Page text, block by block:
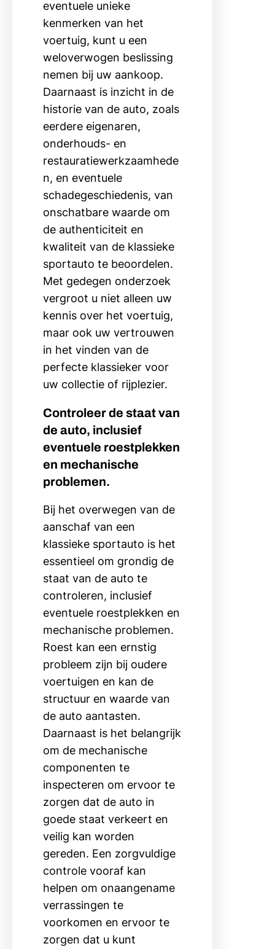
eventuele unieke
kenmerken van het
voertuig, kunt u een
weloverwogen beslissing
nemen bij uw aankoop.
Daarnaast is inzicht in de
historie van de auto, zoals
eerdere eigenaren,
onderhouds- en
restauratiewerkzaamhede
n, en eventuele
schadegeschiedenis, van
onschatbare waarde om
de authenticiteit en
kwaliteit van de klassieke
sportauto te beoordelen.
Met gedegen onderzoek
vergroot u niet alleen uw
kennis over het voertuig,
maar ook uw vertrouwen
in het vinden van de
perfecte klassieker voor
uw collectie of rijplezier.
Controleer de staat van
de auto, inclusief
eventuele roestplekken
en mechanische
problemen.
Bij het overwegen van de
aanschaf van een
klassieke sportauto is het
essentieel om grondig de
staat van de auto te
controleren, inclusief
eventuele roestplekken en
mechanische problemen.
Roest kan een ernstig
probleem zijn bij oudere
voertuigen en kan de
structuur en waarde van
de auto aantasten.
Daarnaast is het belangrijk
om de mechanische
componenten te
inspecteren om ervoor te
zorgen dat de auto in
goede staat verkeert en
veilig kan worden
gereden. Een zorgvuldige
controle vooraf kan
helpen om onaangename
verrassingen te
voorkomen en ervoor te
zorgen dat u kunt